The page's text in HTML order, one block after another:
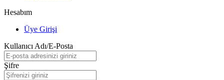
Hesabım
Üye Girişi
Kullanıcı Adı/E-Posta
Şifre